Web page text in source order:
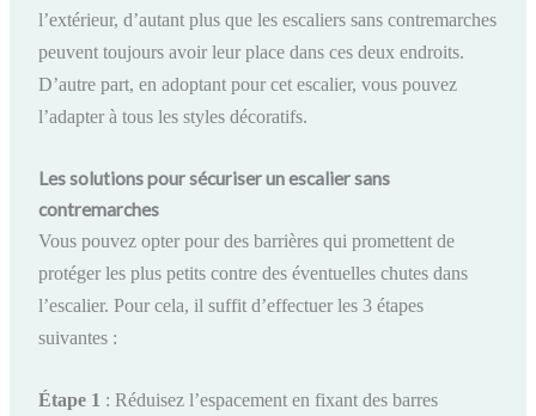
l’extérieur, d’autant plus que les escaliers sans contremarches
peuvent toujours avoir leur place dans ces deux endroits.
D’autre part, en adoptant pour cet escalier, vous pouvez
l’adapter à tous les styles décoratifs.
Les solutions pour sécuriser un escalier sans
contremarches
Vous pouvez opter pour des barrières qui promettent de
protéger les plus petits contre des éventuelles chutes dans
l’escalier. Pour cela, il suffit d’effectuer les 3 étapes
suivantes :
Étape 1 : Réduisez l’espacement en fixant des barres